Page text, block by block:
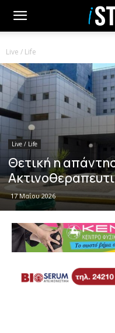
Live / Life
Live / Life
Θετική η
17 Μαΐου 2026